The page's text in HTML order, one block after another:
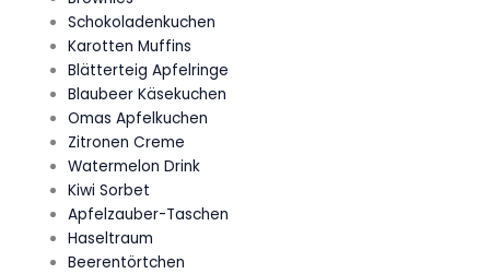
Schokoladenkuchen
Karotten Muffins
Blätterteig Apfelringe
Blaubeer Käsekuchen
Omas Apfelkuchen
Zitronen Creme
Watermelon Drink
Kiwi Sorbet
Apfelzauber-Taschen
Haseltraum
Beerentörtchen